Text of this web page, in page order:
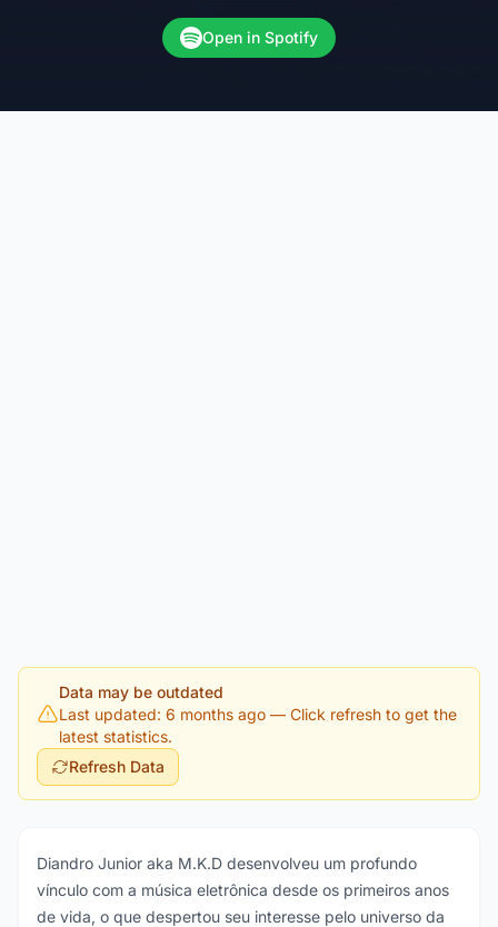
Open in Spotify
Data may be outdated
Last updated: 6 months ago — Click refresh to get the
latest statistics.
Refresh Data
Diandro Junior aka M.K.D desenvolveu um profundo
vínculo com a música eletrônica desde os primeiros anos
de vida, o que despertou seu interesse pelo universo da